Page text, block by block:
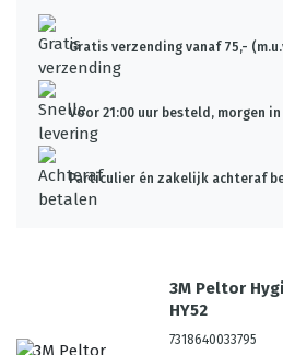
Gratis verzending vanaf 75,-
Voor 21:00 uur besteld, morgen
Particulier én zakelijk achteraf
3M Peltor
HY52
7318640033795